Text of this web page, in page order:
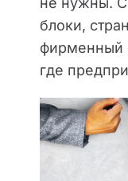
блоки,
фирменный
где